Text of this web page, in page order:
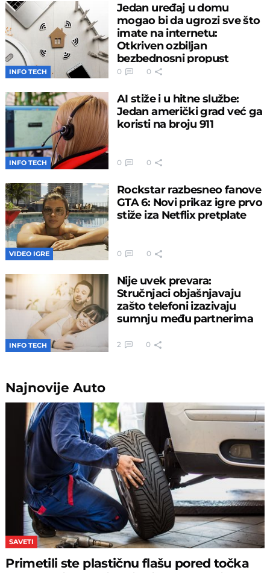
INFO TECH
Jedan uređaj u domu
mogao bi da ugrozi sve što
imate na internetu:
Otkriven ozbiljan
bezbednosni propust
0 0
INFO TECH
AI stiže i u hitne službe:
Jedan američki grad već ga
koristi na broju 911
0 0
VIDEO IGRE
Rockstar razbesneo fanove
GTA 6: Novi prikaz igre prvo
stiže iza Netflix pretplate
0 0
INFO TECH
Nije uvek prevara:
Stručnjaci objašnjavaju
zašto telefoni izazivaju
sumnju među partnerima
2 0
NajnovijeAuto
SAVETI
Primetili ste plastičnu flašu pored točka